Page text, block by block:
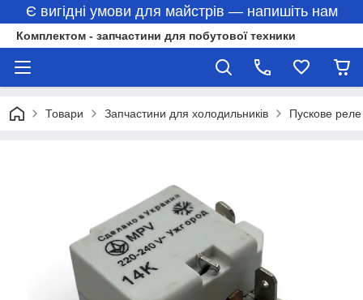
Є вигідні умови для майстрів — напишіть нам
Комплектом - запчастини для побутової техники
Товари Запчастини для холодильників Пускове реле